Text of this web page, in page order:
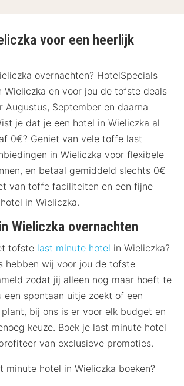
voor een heerlijk
overnachten? HotelSpecials
Wieliczka en voor jou de tofste deals
Augustus, September en daarna
je dat je een hotel in Wieliczka al
0€? Geniet van vele toffe last
in Wieliczka voor flexibele
en betaal gemiddeld slechts 0€
van toffe faciliteiten en een fijne
in Wieliczka.
Wieliczka overnachten
tofste last minute hotel in Wieliczka?
hebben wij voor jou de tofste
zodat jij alleen nog maar hoeft te
een spontaan uitje zoekt of een
plant, bij ons is er voor elk budget en
keuze. Boek je last minute hotel
van exclusieve promoties.
minute hotel in Wieliczka boeken?